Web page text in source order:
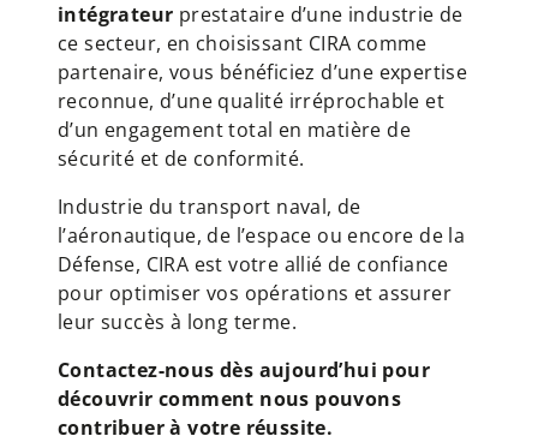
intégrateur prestataire d’une industrie de
ce secteur, en choisissant CIRA comme
partenaire, vous bénéficiez d’une expertise
reconnue, d’une qualité irréprochable et
d’un engagement total en matière de
sécurité et de conformité.
Industrie du transport naval, de
l’aéronautique, de l’espace ou encore de la
Défense, CIRA est votre allié de confiance
pour optimiser vos opérations et assurer
leur succès à long terme.
Contactez-nous dès aujourd’hui pour
découvrir comment nous pouvons
contribuer à votre réussite.